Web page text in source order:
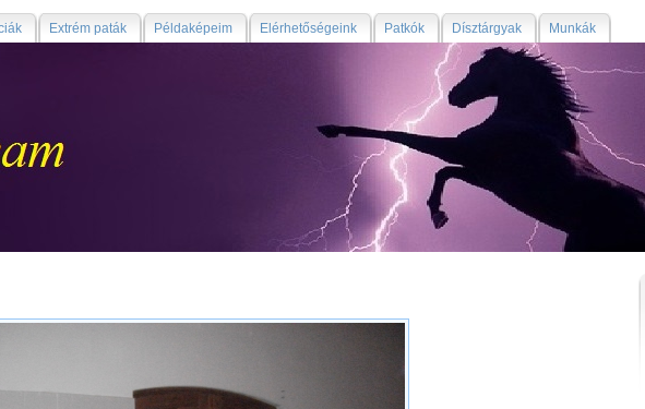
Extrém paták Példaképeim Elérhetőségeink Patkók Dísztárgyak Munkák